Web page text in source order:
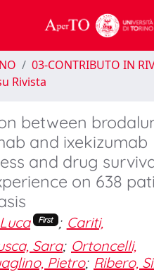
03-CONTRIBUTO IN
Rivista
between
and ixekizumab
and drug
on 638
First ; Cariti,
Sara; Ortoncelli,
Pietro; Ribero,